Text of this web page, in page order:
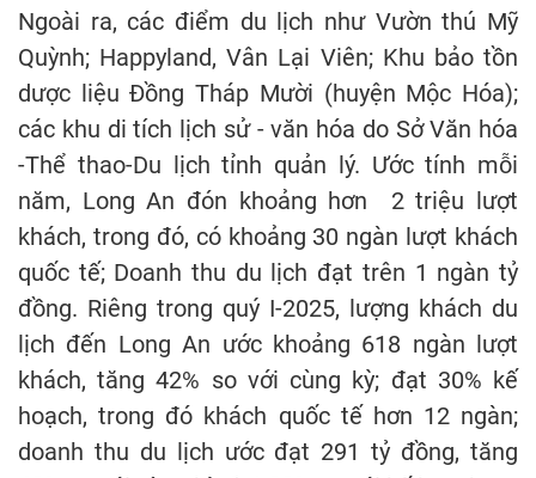
Ngoài ra, các điểm du lịch như Vườn thú Mỹ
Quỳnh; Happyland, Vân Lại Viên; Khu bảo tồn
dược liệu Đồng Tháp Mười (huyện Mộc Hóa);
các khu di tích lịch sử - văn hóa do Sở Văn hóa
-Thể thao-Du lịch tỉnh quản lý. Ước tính mỗi
năm, Long An đón khoảng hơn 2 triệu lượt
khách, trong đó, có khoảng 30 ngàn lượt khách
quốc tế; Doanh thu du lịch đạt trên 1 ngàn tỷ
đồng. Riêng trong quý I-2025, lượng khách du
lịch đến Long An ước khoảng 618 ngàn lượt
khách, tăng 42% so với cùng kỳ; đạt 30% kế
hoạch, trong đó khách quốc tế hơn 12 ngàn;
doanh thu du lịch ước đạt 291 tỷ đồng, tăng